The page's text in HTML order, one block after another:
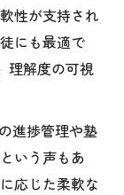
性が支持され
にも最適で
理解度の可視
進捗管理や塾
いう声もあ
応じた柔軟な